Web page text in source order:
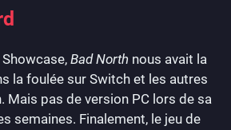
Bad North nous avait la
la foulée sur Switch et les autres
Mais pas de version PC lors de sa
semaines. Finalement, le jeu de